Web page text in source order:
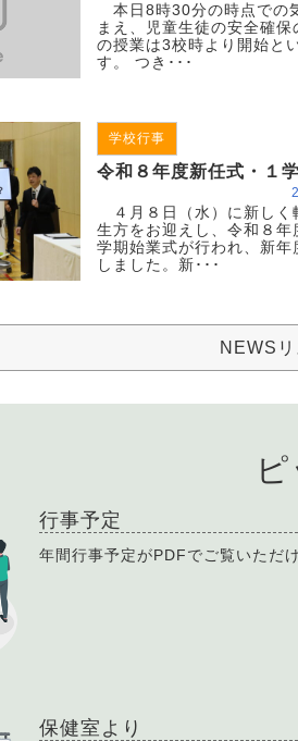
本日8時30分の時点での
まえ、児童生徒の安全確保
の授業は3校時より開始と
す。 つき･･･
学校行事
令和８年度新任式・１
４月８日（水）に新しく
生方をお迎えし、令和８年
学期始業式が行われ、新年
しました。新･･･
NEWSリ
行事予定
年間行事予定がPDFでご覧いただけ
保健室より